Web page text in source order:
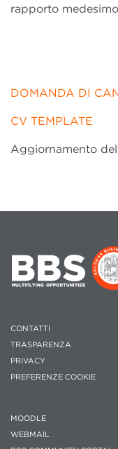
rapporto
DOMANDA DI
CV TEMPLATE
Aggiornamento
CONTATTI
TRASPARENZA
PRIVACY
PREFERENZE COOKIE
MOODLE
WEBMAIL